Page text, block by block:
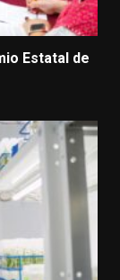
Estatal de